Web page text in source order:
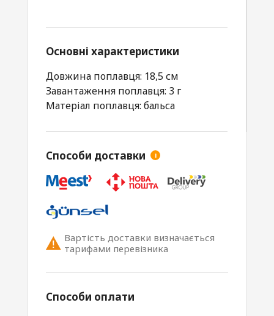
Основні характеристики
Довжина поплавця: 18,5 см
Завантаження поплавця: 3 г
Матеріал поплавця: бальса
Способи доставки i
Вартість доставки визначається
тарифами перевізника
Способи оплати